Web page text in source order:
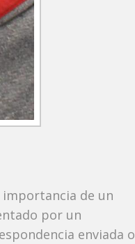
de un
por un
enviada o